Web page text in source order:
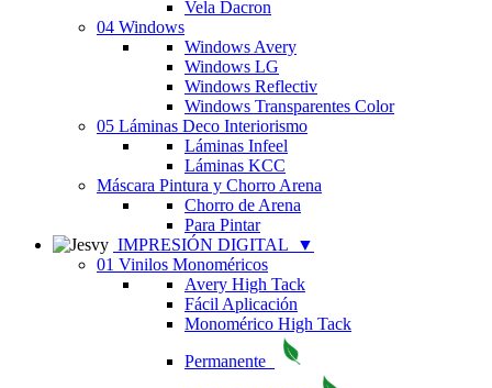
Vela Dacron
04 Windows
Windows Avery
Windows LG
Windows Reflectiv
Windows Transparentes Color
05 Láminas Deco Interiorismo
Láminas Infeel
Láminas KCC
Máscara Pintura y Chorro Arena
Chorro de Arena
Para Pintar
IMPRESIÓN DIGITAL
▼
01 Vinilos Monoméricos
Avery High Tack
Fácil Aplicación
Monomérico High Tack
Permanente